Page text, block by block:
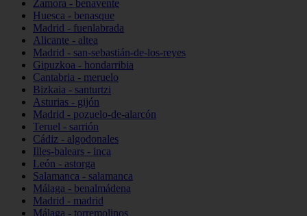
Zamora - benavente
Huesca - benasque
Madrid - fuenlabrada
Alicante - altea
Madrid - san-sebastián-de-los-reyes
Gipuzkoa - hondarribia
Cantabria - meruelo
Bizkaia - santurtzi
Asturias - gijón
Madrid - pozuelo-de-alarcón
Teruel - sarrión
Cádiz - algodonales
Illes-balears - inca
León - astorga
Salamanca - salamanca
Málaga - benalmádena
Madrid - madrid
Málaga - torremolinos